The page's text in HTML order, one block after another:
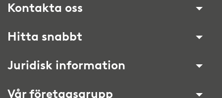
Kontakta oss
Hitta snabbt
Juridisk information
Vår företagsgrupp